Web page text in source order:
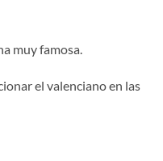
muy famosa.
el valenciano en las